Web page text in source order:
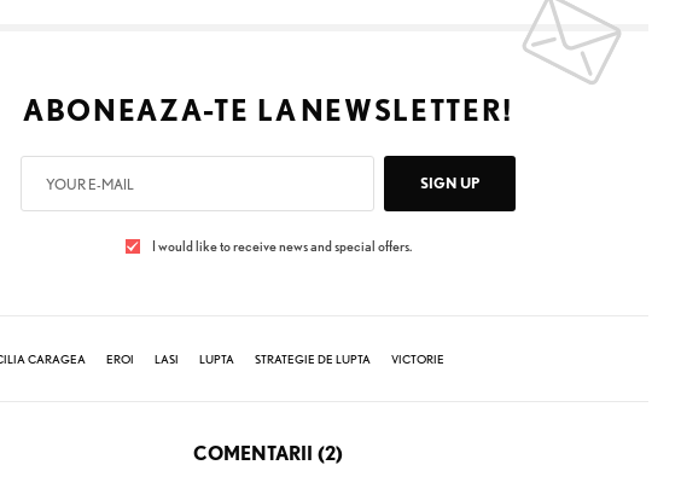
ABONEAZA-TE LANEWSLETTER!
SIGN UP
I would like to receive news and special offers.
CARAGEA EROI LASI LUPTA STRATEGIE DE LUPTA VICTORIE
COMENTARII (2)